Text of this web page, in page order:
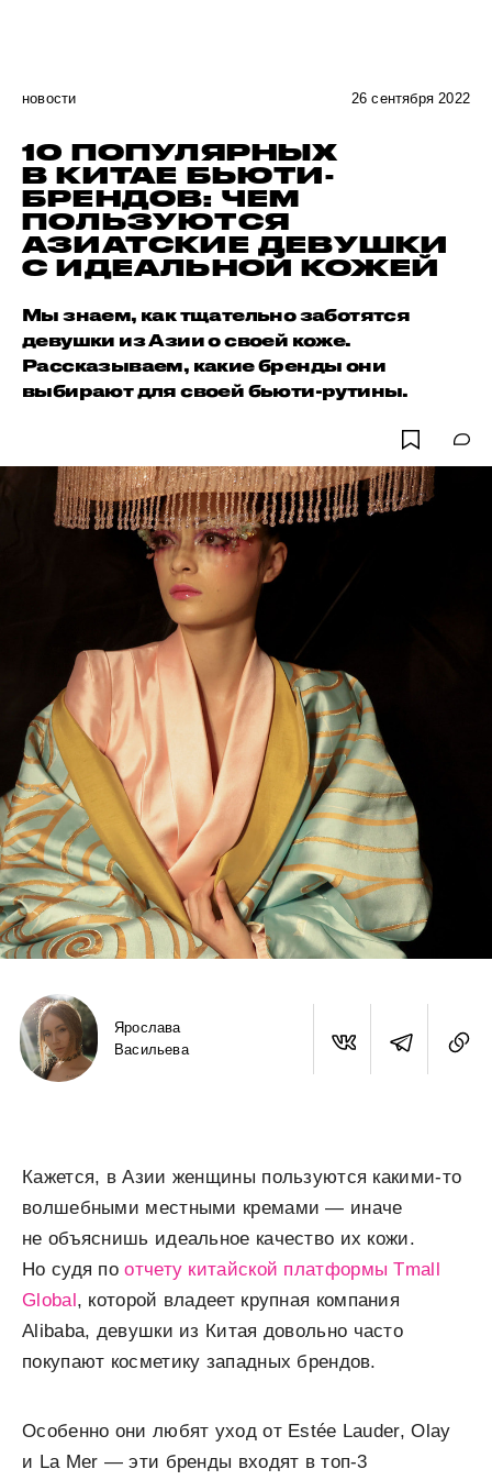
новости 26 сентября 2022
10 ПОПУЛЯРНЫХ
В КИТАЕ БЬЮТИ-
БРЕНДОВ: ЧЕМ
ПОЛЬЗУЮТСЯ
АЗИАТСКИЕ ДЕВУШКИ
С ИДЕАЛЬНОЙ КОЖЕЙ
Мы знаем, как тщательно заботятся
девушки из Азии о своей коже.
Рассказываем, какие бренды они
выбирают для своей бьюти-рутины.
Ярослава
Васильева
Кажется, в Азии женщины пользуются какими-то
волшебными местными кремами — иначе
не объяснишь идеальное качество их кожи.
Но судя поотчету китайской платформы Tmall
Global, которой владеет крупная компания
Alibaba, девушки из Китая довольно часто
покупают косметику западных брендов.
Особенно они любят уход от Estée Lauder, Olay
и La Mer — эти бренды входят в топ-3